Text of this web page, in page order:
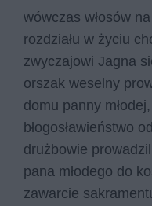
wówczas włosów
rozdziału w życiu
zwyczajowi Jagna
orszak weselny
domu panny
błogosławieństwo
drużbowie
pana młodego do
zawarcie